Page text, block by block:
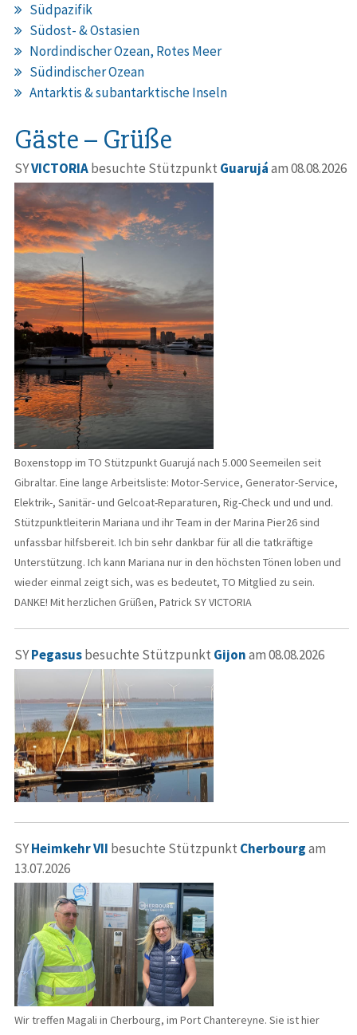
Südpazifik
Südost- & Ostasien
Nordindischer Ozean, Rotes Meer
Südindischer Ozean
Antarktis & subantarktische Inseln
Gäste – Grüße
SYVICTORIAbesuchte Stützpunkt Guarujáam 08.08.2026
Boxenstopp im TO Stützpunkt Guarujá nach 5.000 Seemeilen seit
Gibraltar. Eine lange Arbeitsliste: Motor-Service, Generator-Service,
Elektrik-, Sanitär- und Gelcoat-Reparaturen, Rig-Check und und und.
Stützpunktleiterin Mariana und ihr Team in der Marina Pier26 sind
unfassbar hilfsbereit. Ich bin sehr dankbar für all die tatkräftige
Unterstützung. Ich kann Mariana nur in den höchsten Tönen loben und
wieder einmal zeigt sich, was es bedeutet, TO Mitglied zu sein.
DANKE! Mit herzlichen Grüßen, Patrick SY VICTORIA
SYPegasusbesuchte Stützpunkt Gijonam 08.08.2026
SYHeimkehr VII besuchte Stützpunkt Cherbourgam
13.07.2026
Wir treffen Magali in Cherbourg, im Port Chantereyne. Sie ist hier